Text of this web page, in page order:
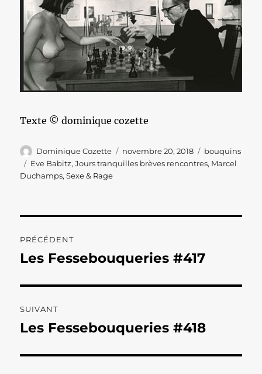
Texte © dominique cozette
Auteur
Dominique Cozette
Publié
le
novembre 20, 2018 Catégories
bouquins
Étiquettes
Eve Babitz,Jours tranquilles brèves rencontres, Marcel
Duchamps,Sexe & Rage
de
PRÉCÉDENT
Publication
Les Fessebouqueries #417
SUIVANT
Publication
Les Fessebouqueries #418